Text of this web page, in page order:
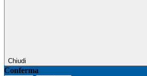
Chiudi
Conferma